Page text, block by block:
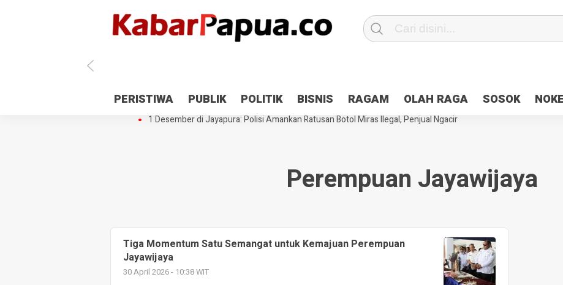
PERISTIWA PUBLIK POLITIK BISNIS RAGAM OLAH RAGA SOSOK
Antisipasi 1 Desember, TNI Polri Patroli 2×24 jam di Kota Jayapura
Pesan Sejuk Polri di Deklarasi Pemilu
Gedung Perpustakaan SMPN 5 Sentani Terbakar
Hibah Pilkada Jayapura Cair 10 Persen, Deposit Kas
1 Desember di Jayapura: Polisi Amankan Ratusan Botol Miras Ilegal, Penjual Ngacir
Perempuan Jayawijaya
Tiga Momentum Satu Semangat untuk Kemajuan Perempuan
Jayawijaya
30 April 2026 - 10:38 WIT